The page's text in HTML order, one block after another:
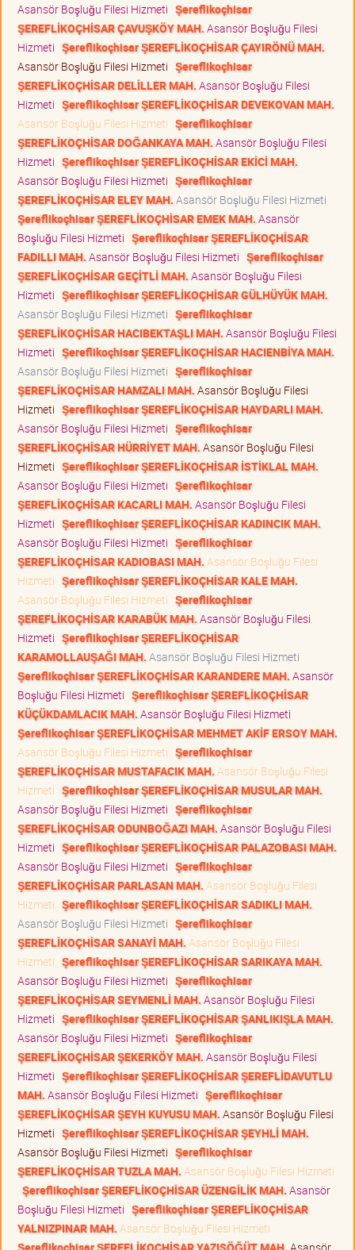
Asansör Boşluğu Filesi Hizmeti Şereflikoçhisar
ŞEREFLİKOÇHİSAR ÇAVUŞKÖY MAH. Asansör Boşluğu Filesi
Hizmeti Şereflikoçhisar ŞEREFLİKOÇHİSAR ÇAYIRÖNÜ MAH.
Asansör Boşluğu Filesi Hizmeti Şereflikoçhisar
ŞEREFLİKOÇHİSAR DELİLLER MAH. Asansör Boşluğu Filesi
Hizmeti Şereflikoçhisar ŞEREFLİKOÇHİSAR DEVEKOVAN MAH.
Asansör Boşluğu Filesi Hizmeti Şereflikoçhisar
ŞEREFLİKOÇHİSAR DOĞANKAYA MAH. Asansör Boşluğu Filesi
Hizmeti Şereflikoçhisar ŞEREFLİKOÇHİSAR EKİCİ MAH.
Asansör Boşluğu Filesi Hizmeti Şereflikoçhisar
ŞEREFLİKOÇHİSAR ELEY MAH. Asansör Boşluğu Filesi Hizmeti
Şereflikoçhisar ŞEREFLİKOÇHİSAR EMEK MAH. Asansör
Boşluğu Filesi Hizmeti Şereflikoçhisar ŞEREFLİKOÇHİSAR
FADILLI MAH. Asansör Boşluğu Filesi Hizmeti Şereflikoçhisar
ŞEREFLİKOÇHİSAR GEÇİTLİ MAH. Asansör Boşluğu Filesi
Hizmeti Şereflikoçhisar ŞEREFLİKOÇHİSAR GÜLHÜYÜK MAH.
Asansör Boşluğu Filesi Hizmeti Şereflikoçhisar
ŞEREFLİKOÇHİSAR HACIBEKTAŞLI MAH. Asansör Boşluğu Filesi
Hizmeti Şereflikoçhisar ŞEREFLİKOÇHİSAR HACIENBİYA MAH.
Asansör Boşluğu Filesi Hizmeti Şereflikoçhisar
ŞEREFLİKOÇHİSAR HAMZALI MAH. Asansör Boşluğu Filesi
Hizmeti Şereflikoçhisar ŞEREFLİKOÇHİSAR HAYDARLI MAH.
Asansör Boşluğu Filesi Hizmeti Şereflikoçhisar
ŞEREFLİKOÇHİSAR HÜRRİYET MAH. Asansör Boşluğu Filesi
Hizmeti Şereflikoçhisar ŞEREFLİKOÇHİSAR İSTİKLAL MAH.
Asansör Boşluğu Filesi Hizmeti Şereflikoçhisar
ŞEREFLİKOÇHİSAR KACARLI MAH. Asansör Boşluğu Filesi
Hizmeti Şereflikoçhisar ŞEREFLİKOÇHİSAR KADINCIK MAH.
Asansör Boşluğu Filesi Hizmeti Şereflikoçhisar
ŞEREFLİKOÇHİSAR KADIOBASI MAH. Asansör Boşluğu Filesi
Hizmeti Şereflikoçhisar ŞEREFLİKOÇHİSAR KALE MAH.
Asansör Boşluğu Filesi Hizmeti Şereflikoçhisar
ŞEREFLİKOÇHİSAR KARABÜK MAH. Asansör Boşluğu Filesi
Hizmeti Şereflikoçhisar ŞEREFLİKOÇHİSAR
KARAMOLLAUŞAĞI MAH. Asansör Boşluğu Filesi Hizmeti
Şereflikoçhisar ŞEREFLİKOÇHİSAR KARANDERE MAH. Asansör
Boşluğu Filesi Hizmeti Şereflikoçhisar ŞEREFLİKOÇHİSAR
KÜÇÜKDAMLACIK MAH. Asansör Boşluğu Filesi Hizmeti
Şereflikoçhisar ŞEREFLİKOÇHİSAR MEHMET AKİF ERSOY MAH.
Asansör Boşluğu Filesi Hizmeti Şereflikoçhisar
ŞEREFLİKOÇHİSAR MUSTAFACIK MAH. Asansör Boşluğu Filesi
Hizmeti Şereflikoçhisar ŞEREFLİKOÇHİSAR MUSULAR MAH.
Asansör Boşluğu Filesi Hizmeti Şereflikoçhisar
ŞEREFLİKOÇHİSAR ODUNBOĞAZI MAH. Asansör Boşluğu Filesi
Hizmeti Şereflikoçhisar ŞEREFLİKOÇHİSAR PALAZOBASI MAH.
Asansör Boşluğu Filesi Hizmeti Şereflikoçhisar
ŞEREFLİKOÇHİSAR PARLASAN MAH. Asansör Boşluğu Filesi
Hizmeti Şereflikoçhisar ŞEREFLİKOÇHİSAR SADIKLI MAH.
Asansör Boşluğu Filesi Hizmeti Şereflikoçhisar
ŞEREFLİKOÇHİSAR SANAYİ MAH. Asansör Boşluğu Filesi
Hizmeti Şereflikoçhisar ŞEREFLİKOÇHİSAR SARIKAYA MAH.
Asansör Boşluğu Filesi Hizmeti Şereflikoçhisar
ŞEREFLİKOÇHİSAR SEYMENLİ MAH. Asansör Boşluğu Filesi
Hizmeti Şereflikoçhisar ŞEREFLİKOÇHİSAR ŞANLIKIŞLA MAH.
Asansör Boşluğu Filesi Hizmeti Şereflikoçhisar
ŞEREFLİKOÇHİSAR ŞEKERKÖY MAH. Asansör Boşluğu Filesi
Hizmeti Şereflikoçhisar ŞEREFLİKOÇHİSAR ŞEREFLİDAVUTLU
MAH. Asansör Boşluğu Filesi Hizmeti Şereflikoçhisar
ŞEREFLİKOÇHİSAR ŞEYH KUYUSU MAH. Asansör Boşluğu Filesi
Hizmeti Şereflikoçhisar ŞEREFLİKOÇHİSAR ŞEYHLİ MAH.
Asansör Boşluğu Filesi Hizmeti Şereflikoçhisar
ŞEREFLİKOÇHİSAR TUZLA MAH. Asansör Boşluğu Filesi Hizmeti
Şereflikoçhisar ŞEREFLİKOÇHİSAR ÜZENGİLİK MAH. Asansör
Boşluğu Filesi Hizmeti Şereflikoçhisar ŞEREFLİKOÇHİSAR
YALNIZPINAR MAH. Asansör Boşluğu Filesi Hizmeti
Şereflikoçhisar ŞEREFLİKOÇHİSAR YAZISÖĞÜT MAH. Asansör